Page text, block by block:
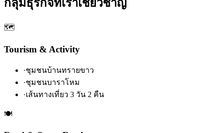
กลุ่มธุรกิจที่เราเชี่ยวชาญ
🗺️
Tourism & Activity
·ชุมชนบ้านทรายขาว
·ชุมชนบาราโหม
·เส้นทางเที่ยว 3 วัน 2 คืน
🍽️